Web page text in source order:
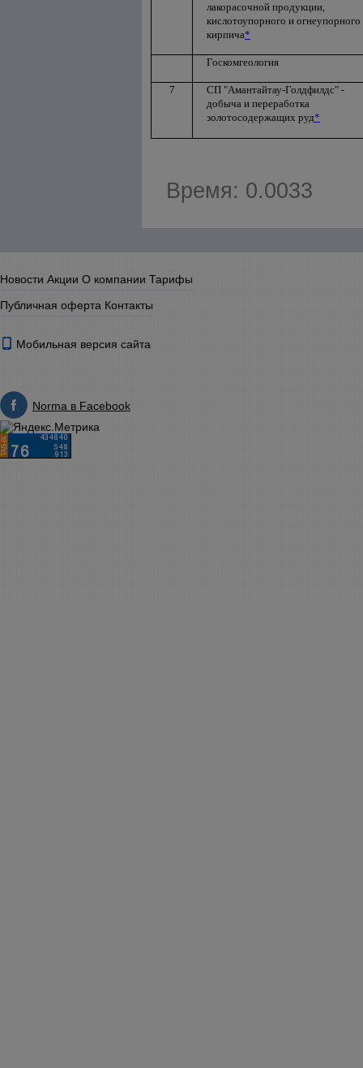
лакорасочной продукции,
кислотоупорного и огнеупорного
кирпича*
Госкомгеология
7
СП "Амантайтау-Голдфилдс" -
добыча и переработка
золотосодержащих руд*
Время: 0.0033
Новости Акции О компании Тарифы
Публичная оферта Контакты
Мобильная версия сайта
Norma в Facebook